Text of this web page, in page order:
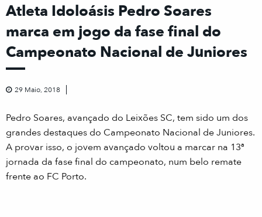
Atleta Idoloásis Pedro Soares
marca em jogo da fase final do
Campeonato Nacional de Juniores
29 Maio, 2018
Pedro Soares, avançado do Leixões SC, tem sido um dos
grandes destaques do Campeonato Nacional de Juniores.
A provar isso, o jovem avançado voltou a marcar na 13ª
jornada da fase final do campeonato, num belo remate
frente ao FC Porto.